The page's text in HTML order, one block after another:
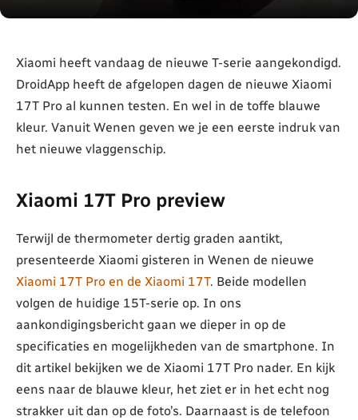
Xiaomi heeft vandaag de nieuwe T-serie aangekondigd.
DroidApp heeft de afgelopen dagen de nieuwe Xiaomi
17T Pro al kunnen testen. En wel in de toffe blauwe
kleur. Vanuit Wenen geven we je een eerste indruk van
het nieuwe vlaggenschip.
Xiaomi 17T Pro preview
Terwijl de thermometer dertig graden aantikt,
presenteerde Xiaomi gisteren in Wenen de nieuwe
Xiaomi 17T Pro en de Xiaomi 17T. Beide modellen
volgen de huidige 15T-serie op. In ons
aankondigingsbericht gaan we dieper in op de
specificaties en mogelijkheden van de smartphone. In
dit artikel bekijken we de Xiaomi 17T Pro nader. En kijk
eens naar de blauwe kleur, het ziet er in het echt nog
strakker uit dan op de foto’s. Daarnaast is de telefoon